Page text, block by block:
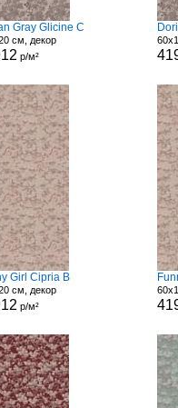
Gray Glicine C
см, декор
р/м²
Girl Cipria B
см, декор
р/м²